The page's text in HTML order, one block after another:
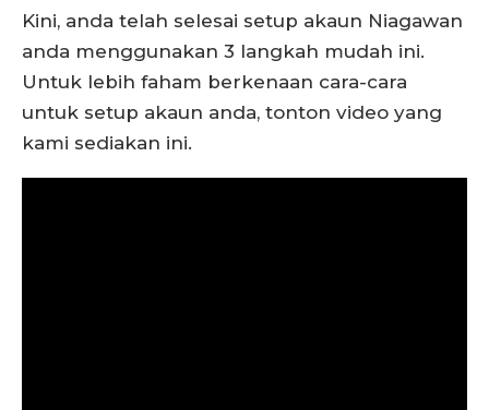
Kini, anda telah selesai setup akaun Niagawan
anda menggunakan 3 langkah mudah ini.
Untuk lebih faham berkenaan cara-cara
untuk setup akaun anda, tonton video yang
kami sediakan ini.